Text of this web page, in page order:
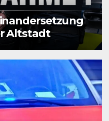
Altstadt